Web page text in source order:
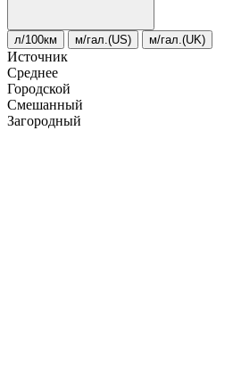
л/100км м/гал.(US) м/гал.(UK)
Источник
Среднее
Городской
Смешанный
Загородный